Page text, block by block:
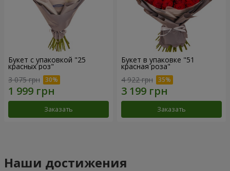
Букет с упаковкой "25
красных роз"
3 075 грн
Заказать
Букет в упаковке "51
красная роза"
4 922 грн
Заказать
Наши достижения